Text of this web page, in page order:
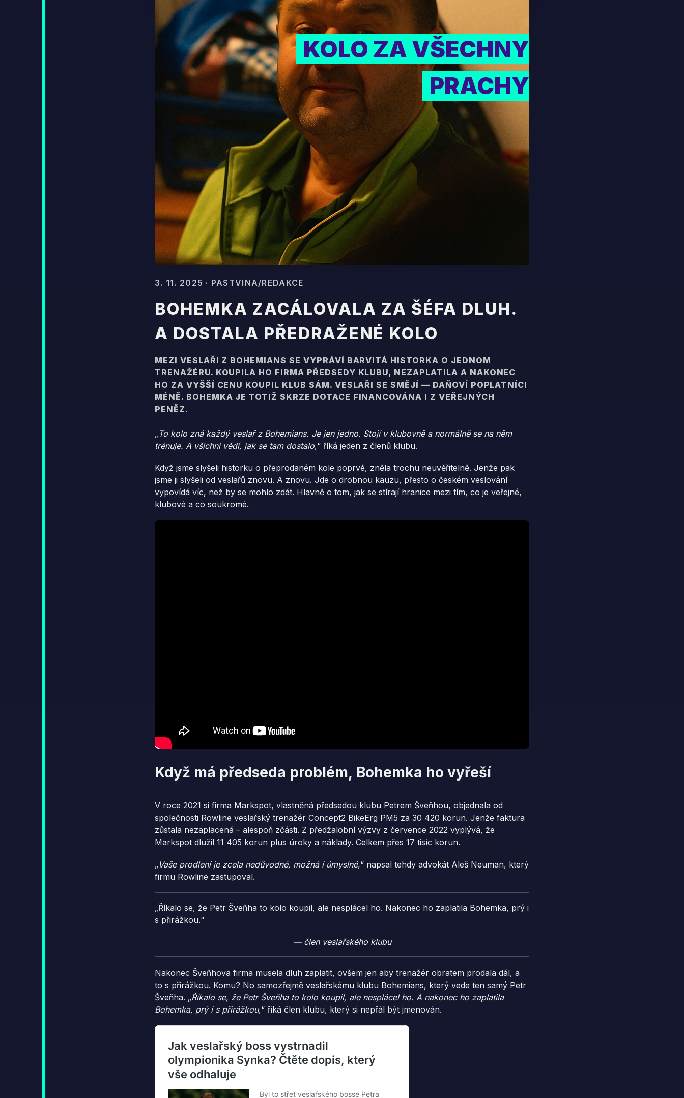
KOLO ZA VŠECHNY
PRACHY
3. 11. 2025 · PASTVINA/REDAKCE
BOHEMKA ZACÁLOVALA ZA ŠÉFA DLUH.
A DOSTALA PŘEDRAŽENÉ KOLO
MEZI VESLAŘI Z BOHEMIANS SE VYPRÁVÍ BARVITÁ HISTORKA O JEDNOM
TRENAŽÉRU. KOUPILA HO FIRMA PŘEDSEDY KLUBU, NEZAPLATILA A NAKONEC
HO ZA VYŠŠÍ CENU KOUPIL KLUB SÁM. VESLAŘI SE SMĚJÍ — DAŇOVÍ POPLATNÍCI
MÉNĚ. BOHEMKA JE TOTIŽ SKRZE DOTACE FINANCOVÁNA I Z VEŘEJNÝCH
PENĚZ.
„ To kolo zná každý veslař z Bohemians. Je jen jedno. Stojí v klubovně a normálně se na něm
trénuje. A všichni vědí, jak se tam dostalo,“ říká jeden z členů klubu.
Když jsme slyšeli historku o přeprodaném kole poprvé, zněla trochu neuvěřitelně. Jenže pak
jsme ji slyšeli od veslařů znovu. A znovu. Jde o drobnou kauzu, přesto o českém veslování
vypovídá víc, než by se mohlo zdát. Hlavně o tom, jak se stírají hranice mezi tím, co je veřejné,
klubové a co soukromé.
Když má předseda problém, Bohemka ho vyřeší
V roce 2021 si firma Markspot, vlastněná předsedou klubu Petrem Šveňhou, objednala od
společnosti Rowline veslařský trenažér Concept2 BikeErg PM5 za 30 420 korun. Jenže faktura
zůstala nezaplacená – alespoň zčásti. Z předžalobní výzvy z července 2022 vyplývá, že
Markspot dlužil 11 405 korun plus úroky a náklady. Celkem přes 17 tisíc korun.
„ Vaše prodlení je zcela nedůvodné, možná i úmyslné,“ napsal tehdy advokát Aleš Neuman, který
firmu Rowline zastupoval.
„Říkalo se, že Petr Šveňha to kolo koupil, ale nesplácel ho. Nakonec ho zaplatila Bohemka, prý i
s přirážkou.“
— člen veslařského klubu
Nakonec Šveňhova firma musela dluh zaplatit, ovšem jen aby trenažér obratem prodala dál, a
to s přirážkou. Komu? No samozřejmě veslařskému klubu Bohemians, který vede ten samý Petr
Šveňha. „Říkalo se, že Petr Šveňha to kolo koupil, ale nesplácel ho. A nakonec ho zaplatila
Bohemka, prý i s přirážkou,“ říká člen klubu, který si nepřál být jmenován.